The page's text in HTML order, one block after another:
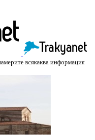
всякаква информация